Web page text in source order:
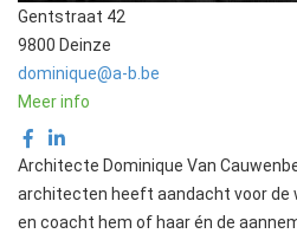
Gentstraat 42
9800 Deinze
dominique@a-b.be
Meer info
Architecte Dominique Van
architecten heeft aandacht voor de
en coacht hem of haar én de